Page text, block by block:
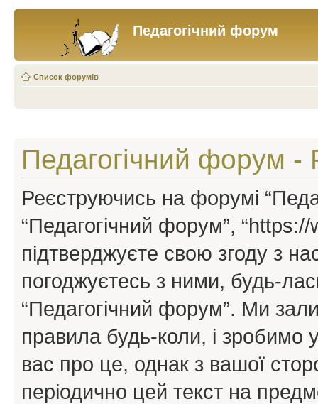
Педагогічний форум
Список форумів
Педагогічний форум -
Реєструючись на форумі
“Педагогічний форум”,
підтверджуєте свою згоду з
погоджуєтесь з ними, будь-
“Педагогічний форум”. Ми
правила будь-коли, і
вас про це, однак з вашої
періодично цей текст на